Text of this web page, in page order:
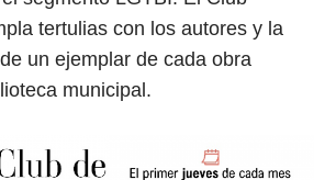
tertulias con los autores y la
un ejemplar de cada obra
municipal.